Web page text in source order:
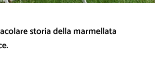
storia della marmellata